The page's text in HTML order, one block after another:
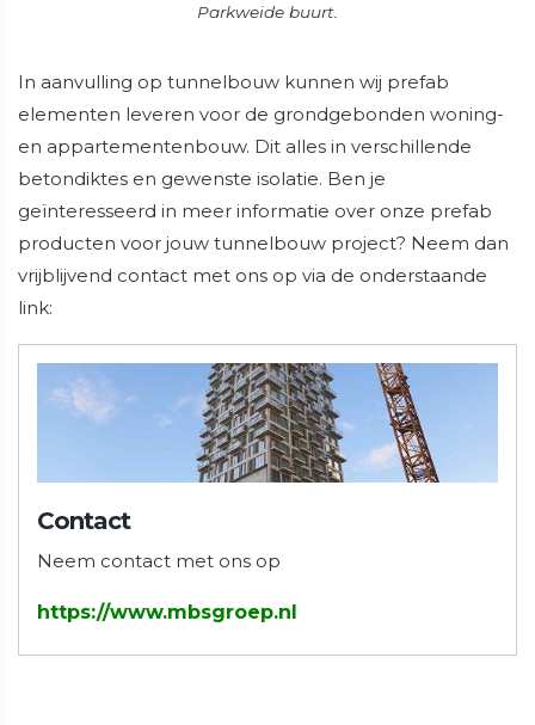
Parkweide buurt.
In aanvulling op tunnelbouw kunnen wij prefab
elementen leveren voor de grondgebonden woning-
en appartementenbouw. Dit alles in verschillende
betondiktes en gewenste isolatie. Ben je
geïnteresseerd in meer informatie over onze prefab
producten voor jouw tunnelbouw project? Neem dan
vrijblijvend contact met ons op via de onderstaande
link:
Contact
Neem contact met ons op
https://www.mbsgroep.nl